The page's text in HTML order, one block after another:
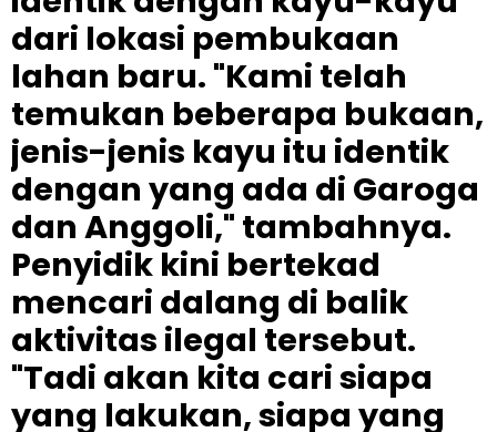
dari lokasi pembukaan
lahan baru. "Kami telah
temukan beberapa bukaan,
jenis-jenis kayu itu identik
dengan yang ada di Garoga
dan Anggoli," tambahnya.
Penyidik kini bertekad
mencari dalang di balik
aktivitas ilegal tersebut.
"Tadi akan kita cari siapa
yang lakukan, siapa yang